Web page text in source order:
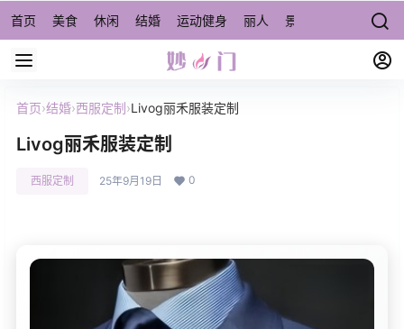
首页 美食 休闲 结婚 运动健身 丽人 景点/周边游 宠物
首页›结婚›西服定制 ›Livog丽禾服装定制
Livog丽禾服装定制
西服定制 25年9月19日 0